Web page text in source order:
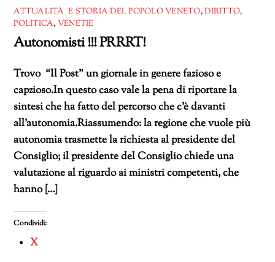
ATTUALITÀ E STORIA DEL POPOLO VENETO,DIRITTO,
POLITICA, VENETIE
Autonomisti !!! PRRRT!
Trovo “Il Post” un giornale in genere fazioso e
capzioso.In questo caso vale la pena di riportare la
sintesi che ha fatto del percorso che c’è davanti
all’autonomia.Riassumendo: la regione che vuole più
autonomia trasmette la richiesta al presidente del
Consiglio; il presidente del Consiglio chiede una
valutazione al riguardo ai ministri competenti, che
hanno […]
Condividi:
X